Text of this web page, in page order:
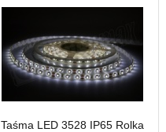
Taśma LED 3528 IP65 Rolka